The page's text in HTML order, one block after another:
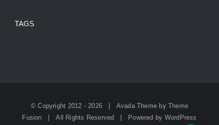
TAGS
© Copyright 2012 -2026 | Avada Theme by Theme
Fusion | All Rights Reserved | Powered by WordPress